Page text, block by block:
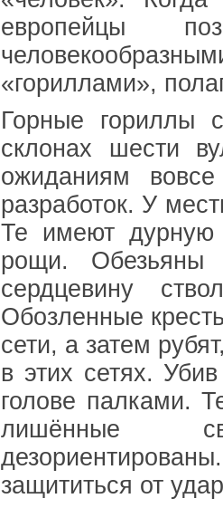
европейцы
«гориллами»,
Горные гориллы
склонах шести
ожиданиям
разработок. У
Те имеют дурную
рощи.
сердцевину
Обозленные
сети, а затем
в этих сетях.
голове палками.
лишённые
защититься от